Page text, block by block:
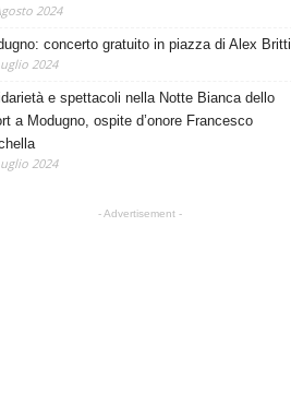
2024
concerto gratuito in piazza di Alex Britti
2024
e spettacoli nella Notte Bianca dello
a Modugno, ospite d’onore Francesco
2024
- Advertisement -